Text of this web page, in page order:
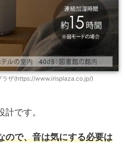
ラザ(https://www.irisplaza.co.jp/)
です。
ので、音は気にする必要は